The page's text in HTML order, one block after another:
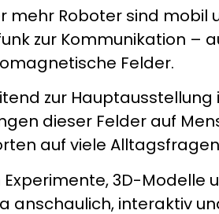
mehr Roboter sind mobil
zur Kommunikation –
Felder.
zur
dieser Felder auf
auf viele
Experimente, 3D-Modelle
anschaulich, interaktiv